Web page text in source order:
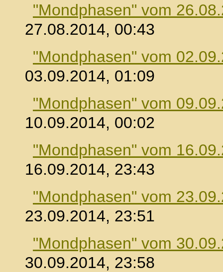
"Mondphasen" vom
27.08.2014, 00:43
"Mondphasen" vom
03.09.2014, 01:09
"Mondphasen" vom
10.09.2014, 00:02
"Mondphasen" vom
16.09.2014, 23:43
"Mondphasen" vom
23.09.2014, 23:51
"Mondphasen" vom
30.09.2014, 23:58